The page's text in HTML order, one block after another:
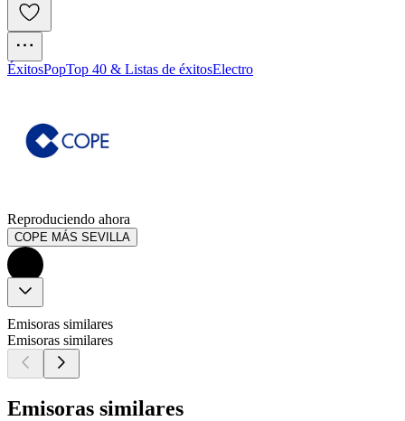
ÉxitosPopTop 40 & Listas de éxitosElectro
Reproduciendo ahora
COPE MÁS SEVILLA
Emisoras similares
Emisoras similares
Emisoras similares